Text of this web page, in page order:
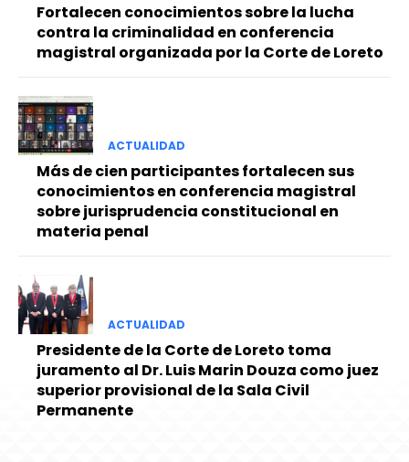
Fortalecen conocimientos sobre la lucha
contra la criminalidad en conferencia
magistral organizada por la Corte de Loreto
ACTUALIDAD
Más de cien participantes fortalecen sus
conocimientos en conferencia magistral
sobre jurisprudencia constitucional en
materia penal
ACTUALIDAD
Presidente de la Corte de Loreto toma
juramento al Dr. Luis Marin Douza como juez
superior provisional de la Sala Civil
Permanente